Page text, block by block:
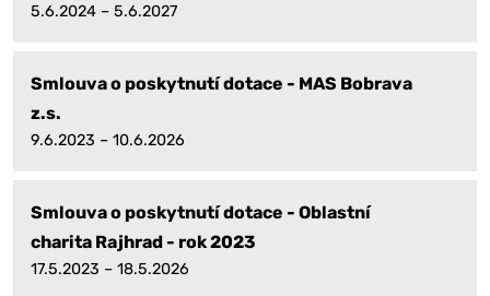
5.6.2024 – 5.6.2027
Smlouva o poskytnutí dotace - MAS Bobrava
z.s.
9.6.2023 – 10.6.2026
Smlouva o poskytnutí dotace - Oblastní
charita Rajhrad - rok 2023
17.5.2023 – 18.5.2026